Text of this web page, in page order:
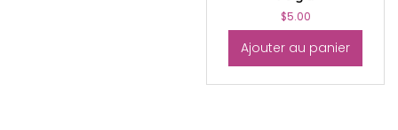
$5.00
Ajouter au panier